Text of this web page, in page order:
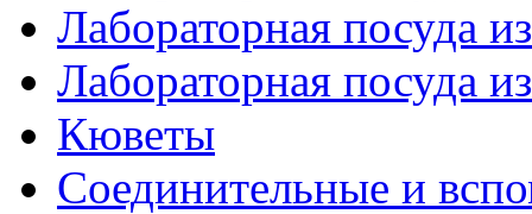
Лабораторная посуда
Лабораторная посуда
Кюветы
Соединительные и